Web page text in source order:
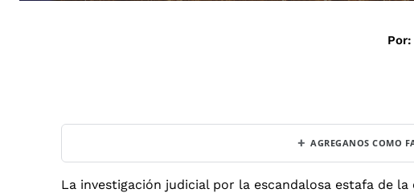
Por:
+ AGREGANOS COMO
La investigación judicial por la escandalosa estafa de